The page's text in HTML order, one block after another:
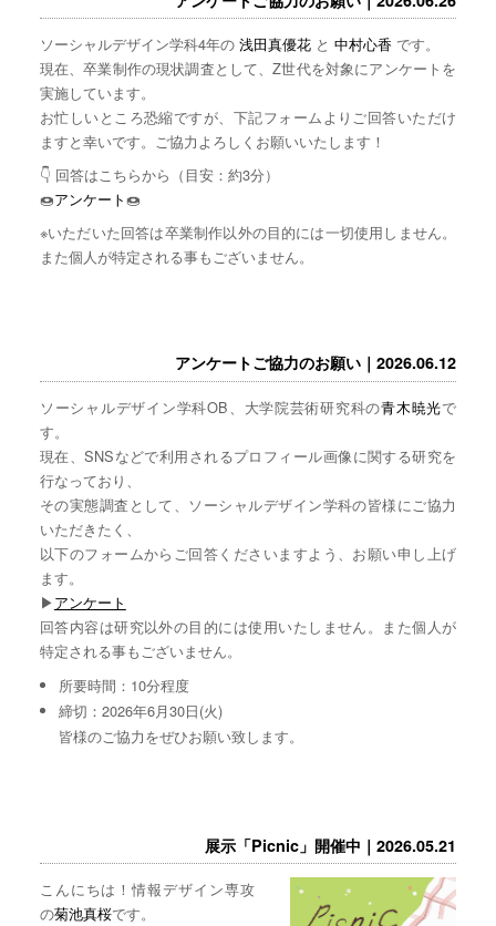
ソーシャルデザイン学科4年の 浅田真優花と 中村心香 です。
現在、卒業制作の現状調査として、Z世代を対象にアンケートを
実施しています。
お忙しいところ恐縮ですが、下記フォームよりご回答いただけ
ますと幸いです。ご協力よろしくお願いいたします！
👇 回答はこちらから（目安：約3分）
🍩アンケート🍩
※いただいた回答は卒業制作以外の目的には一切使用しません。
また個人が特定される事もございません。
アンケートご協力のお願い｜2026.06.12
ソーシャルデザイン学科OB、大学院芸術研究科の青木暁光で
す。
現在、SNSなどで利用されるプロフィール画像に関する研究を
行なっており、
その実態調査として、ソーシャルデザイン学科の皆様にご協力
いただきたく、
以下のフォームからご回答くださいますよう、お願い申し上げ
ます。
▶︎アンケート
回答内容は研究以外の目的には使用いたしません。また個人が
特定される事もございません。
所要時間：10分程度
締切：2026年6月30日(火)
皆様のご協力をぜひお願い致します。
展示「Picnic」開催中｜2026.05.21
こんにちは！情報デザイン専攻
の菊池真桜です。